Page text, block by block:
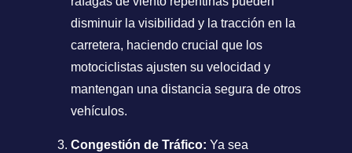
disminuir la visibilidad y la tracción en la
carretera, haciendo crucial que los
motociclistas ajusten su velocidad y
mantengan una distancia segura de otros
vehículos.
Congestión de Tráfico: Ya sea